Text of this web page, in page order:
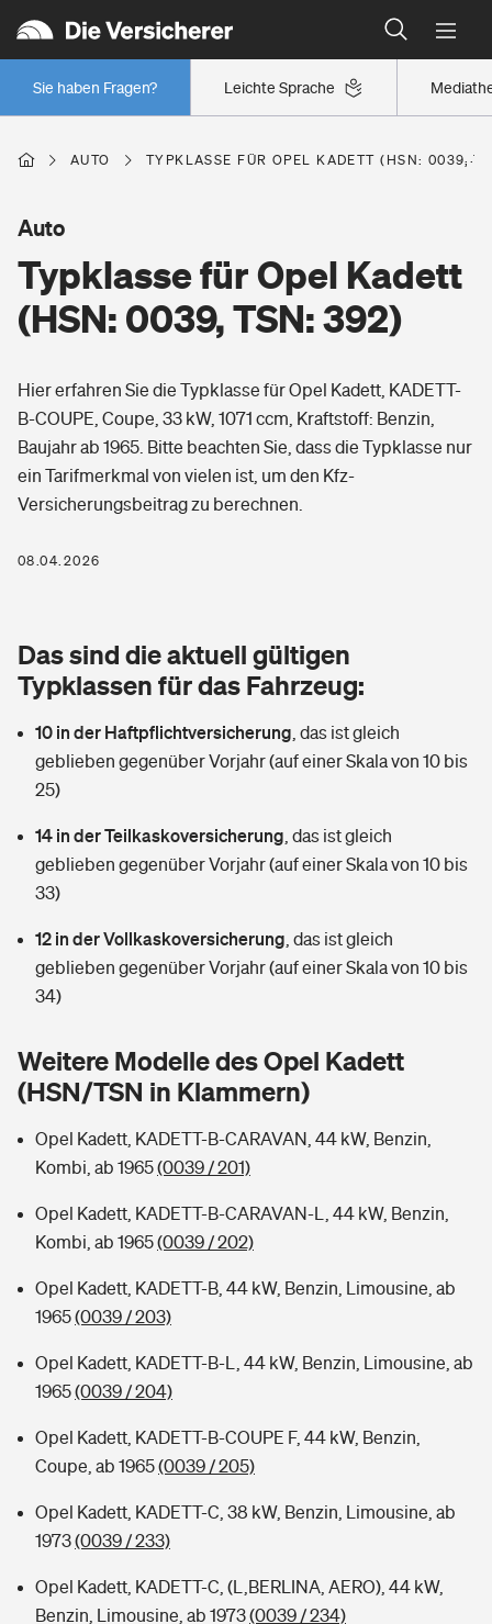
Leichte Sprache
Sie haben Fragen?
Wer versichert was: Jetzt Versicherer finden
Regionalklassen: So ist Ihre Region eingestuft
Wer versichert was: Jetzt Versicherer finden
Berufsunfähigkeitsversicherung
Erwerbsunfähigkeitsversicherung
Grundfähigkeitsversicherung
Arbeitsrechtsschutz
Berufshaftpflichtversicherung
Zur Übersicht
Tools
Wer versichert was: Jetzt Versicherer finden
Sie haben Fragen?
Wohnen
Hausratversicherung
Glasversicherung
Mietkautionsversicherung
Restkreditversicherung
Zur Übersicht
Tools
Wer versichert was: Jetzt Versicherer finden
Sie haben Fragen?
Freizeit
Pri­vate Haft­pflicht­
Kinderunfall­ver­si­che­rung
Kinderinvalidität
Hundehalter-Haftpflicht
Handyversicherung
Musikinstrumentenversicherung
Zur Übersicht
Tools
Kinderunfall-Check: Mehr Sicherheit für deine Kids
Typklassen: So ist Ihr Auto eingestuft
Gesundheit
Private Krankenversicherung
Dread-Disease-Versicherung
Tierkrankenversicherung
Zur Übersicht
Tools
Wer versichert was: Jetzt Versicherer finden
Sie haben Fragen?
Rentenrechner: Wie viel Geld bekomme ich im Alter?
AUTO TYPKLASSE FÜR OPEL KADETT (HSN: 0039,
Typklasse für Opel Kadett
(HSN: 0039, TSN: 392)
Auto
Hier erfahren Sie die Typklasse für Opel Kadett, KADETT-
B-COUPE, Coupe, 33 kW, 1071 ccm, Kraftstoff: Benzin,
Baujahr ab 1965. Bitte beachten Sie, dass die Typklasse nur
ein Tarifmerkmal von vielen ist, um den Kfz-
Versicherungsbeitrag zu berechnen.
08.04.2026
Das sind die aktuell gültigen
Typklassen für das Fahrzeug:
10 in der Haftpflichtversicherung das ist gleich
geblieben gegenüber Vorjahr (auf einer Skala von 10 bis
25)
14 in der Teilkaskoversicherung das ist gleich
geblieben gegenüber Vorjahr (auf einer Skala von 10 bis
33)
12 in der Vollkaskoversicherung das ist gleich
geblieben gegenüber Vorjahr (auf einer Skala von 10 bis
34)
Weitere Modelle des Opel Kadett
(HSN/TSN in Klammern)
Opel Kadett, KADETT-B-CARAVAN, 44 kW, Benzin,
Kombi, ab 1965(0039 / 201)
Opel Kadett, KADETT-B-CARAVAN-L, 44 kW, Benzin,
Kombi, ab 1965(0039 / 202)
Opel Kadett, KADETT-B, 44 kW, Benzin, Limousine, ab
1965(0039 / 203)
Opel Kadett, KADETT-B-L, 44 kW, Benzin, Limousine, ab
1965(0039 / 204)
Opel Kadett, KADETT-B-COUPE F, 44 kW, Benzin,
Coupe, ab 1965(0039 / 205)
Opel Kadett, KADETT-C, 38 kW, Benzin, Limousine, ab
1973(0039 / 233)
Opel Kadett, KADETT-C, (L,BERLINA, AERO), 44 kW,
Benzin, Limousine, ab 1973(0039 / 234)